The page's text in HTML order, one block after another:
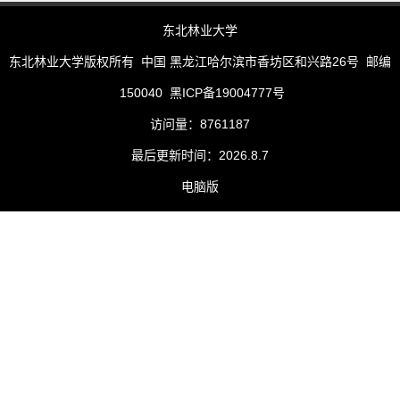
东北林业大学
东北林业大学版权所有 中国 黑龙江哈尔滨市香坊区和兴路26号 邮编
150040 黑ICP备19004777号
访问量： 8761187
最后更新时间： 2026 8 7
电脑版